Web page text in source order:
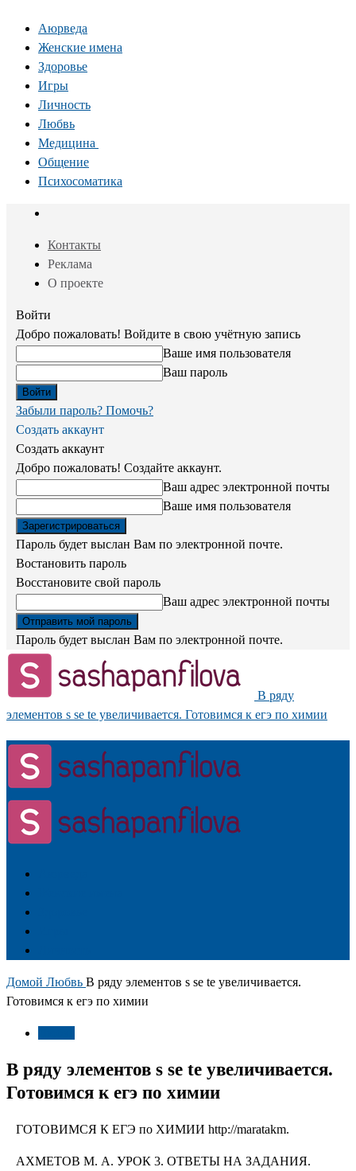
Аюрведа
Женские имена
Здоровье
Игры
Личность
Любвь
Медицина
Общение
Психосоматика
Контакты
Реклама
О проекте
Войти
Добро пожаловать! Войдите в свою учётную запись
Ваше имя пользователя
Ваш пароль
Забыли пароль? Помочь?
Создать аккаунт
Создать аккаунт
Добро пожаловать! Создайте аккаунт.
Ваш адрес электронной почты
Ваше имя пользователя
Пароль будет выслан Вам по электронной почте.
Востановить пароль
Восстановите свой пароль
Ваш адрес электронной почты
Пароль будет выслан Вам по электронной почте.
В ряду
элементов s se te увеличивается. Готовимся к егэ по химии
Домой Любвь В ряду элементов s se te увеличивается.
Готовимся к егэ по химии
В ряду элементов s se te увеличивается.
Готовимся к егэ по химии
ГОТОВИМСЯ К ЕГЭ по ХИМИИ http://maratakm.
АХМЕТОВ М. А. УРОК 3. ОТВЕТЫ НА ЗАДАНИЯ.